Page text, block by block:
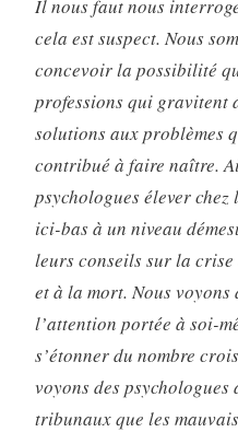
Il nous faut nous
cela est suspect. Nous
concevoir la possibilité
professions qui gravitent
solutions aux problèmes
contribué à faire naître.
psychologues élever
ici-bas à un niveau
leurs conseils sur la
et à la mort. Nous voyons
l’attention portée à soi-
s’étonner du nombre
voyons des
tribunaux que les